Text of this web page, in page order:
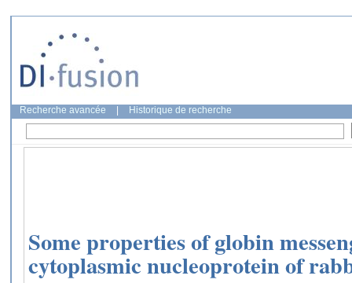
Recherche avancée Historique de recherche
Some properties of globin
cytoplasmic nucleoprotein of